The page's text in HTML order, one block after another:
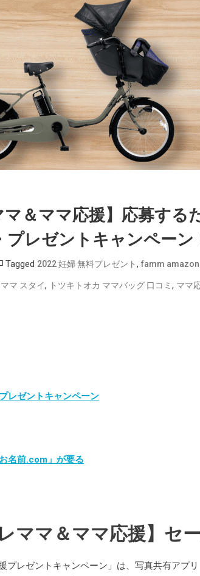
マ＆ママ応援】応募す
プレゼントキャンペーン
Tagged 2022 妊婦 無料プレゼント, famm amazon
マ スタイ, トツキトオカ ママバッグ 口コミ , ママ
レゼントキャンペーン
名前.com」が要る
ママ＆ママ応援】セ
プレゼントキャンペーン」は、写真共有アプ